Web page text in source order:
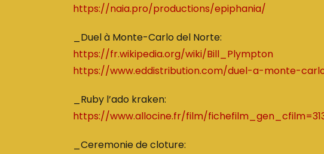
https://naia.pro/productions/epiphania/
_Duel à Monte-Carlo del Norte:
https://fr.wikipedia.org/wiki/Bill_Plympton
https://www.eddistribution.com/duel-a-monte-
_Ruby l’ado kraken:
https://www.allocine.fr/film/
_Ceremonie de cloture: